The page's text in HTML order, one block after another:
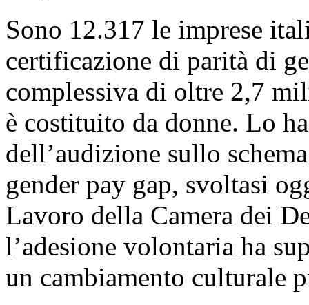
Sono 12.317 le imprese
certificazione di parità di
complessiva di oltre 2,7
è costituito da donne. Lo
dell’audizione sullo
gender pay gap, svoltasi
Lavoro della Camera dei
l’adesione volontaria ha
un cambiamento culturale